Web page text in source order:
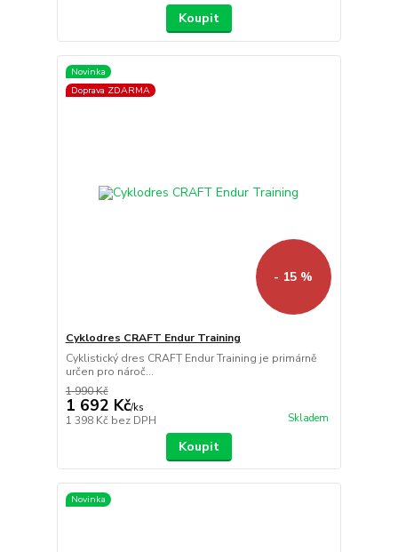
Koupit
Novinka
Doprava ZDARMA
- 15 %
Cyklodres CRAFT Endur Training
Cyklistický dres CRAFT Endur Training je primárně
určen pro nároč...
1 990 Kč
1 692 Kč/ks
1 398 Kč bez DPH Skladem
Koupit
Novinka